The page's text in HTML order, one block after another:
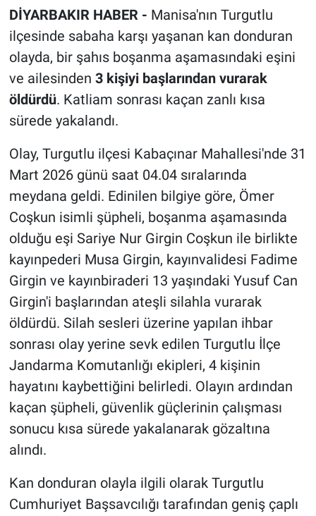
DİYARBAKIR HABER - Manisa'nın Turgutlu
ilçesinde sabaha karşı yaşanan kan donduran
olayda, bir şahıs boşanma aşamasındaki eşini
ve ailesinden 3 kişiyi başlarından vurarak
öldürdü. Katliam sonrası kaçan zanlı kısa
sürede yakalandı.
Olay, Turgutlu ilçesi Kabaçınar Mahallesi'nde 31
Mart 2026 günü saat 04.04 sıralarında
meydana geldi. Edinilen bilgiye göre, Ömer
Coşkun isimli şüpheli, boşanma aşamasında
olduğu eşi Sariye Nur Girgin Coşkun ile birlikte
kayınpederi Musa Girgin, kayınvalidesi Fadime
Girgin ve kayınbiraderi 13 yaşındaki Yusuf Can
Girgin'i başlarından ateşli silahla vurarak
öldürdü. Silah sesleri üzerine yapılan ihbar
sonrası olay yerine sevk edilen Turgutlu İlçe
Jandarma Komutanlığı ekipleri, 4 kişinin
hayatını kaybettiğini belirledi. Olayın ardından
kaçan şüpheli, güvenlik güçlerinin çalışması
sonucu kısa sürede yakalanarak gözaltına
alındı.
Kan donduran olayla ilgili olarak Turgutlu
Cumhuriyet Başsavcılığı tarafından geniş çaplı